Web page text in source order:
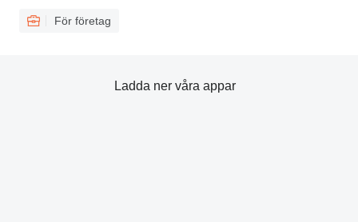
För företag
Ladda ner våra appar